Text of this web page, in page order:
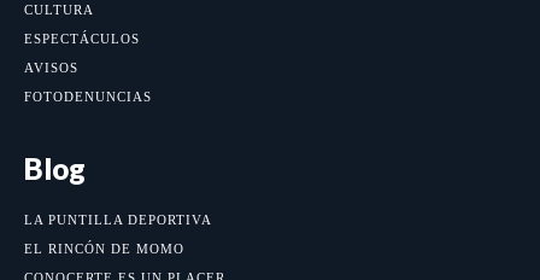
CULTURA
ESPECTÁCULOS
AVISOS
FOTODENUNCIAS
Blog
LA PUNTILLA DEPORTIVA
EL RINCÓN DE MOMO